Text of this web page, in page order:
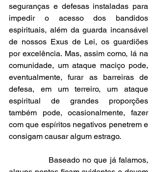
seguranças e defesas instaladas para
impedir o acesso dos bandidos
espirituais, além da guarda incansável
de nossos Exus de Lei, os guardiões
por excelência. Mas, assim como, lá na
comunidade, um ataque maciço pode,
eventualmente, furar as barreiras de
defesa, em um terreiro, um ataque
espiritual de grandes proporções
também pode, ocasionalmente, fazer
com que espíritos negativos penetrem e
consigam causar algum estrago.